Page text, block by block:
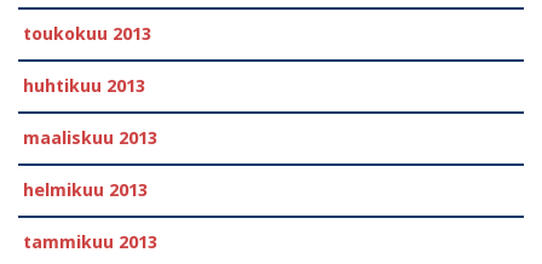
toukokuu 2013
huhtikuu 2013
maaliskuu 2013
helmikuu 2013
tammikuu 2013